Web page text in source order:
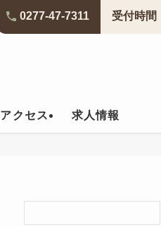
アクセス 求人情報
0277-47-7311 受付時間